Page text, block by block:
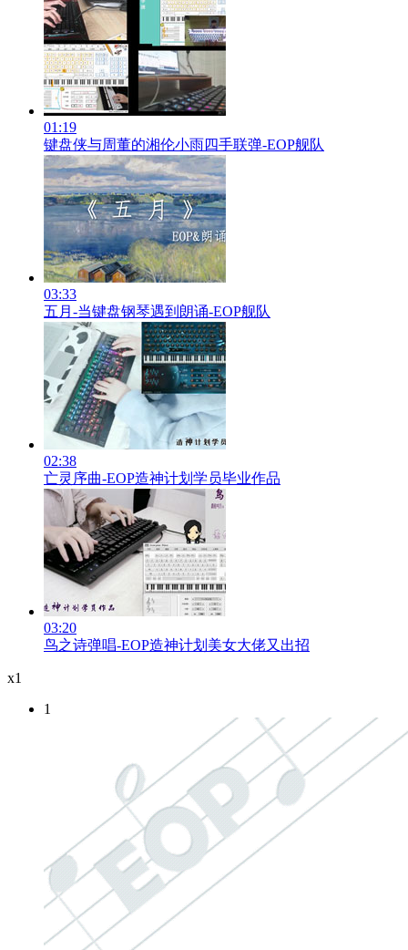
01:19
键盘侠与周董的湘伦小雨四手联弹-EOP舰队
03:33
五月-当键盘钢琴遇到朗诵-EOP舰队
02:38
亡灵序曲-EOP造神计划学员毕业作品
03:20
鸟之诗弹唱-EOP造神计划美女大佬又出招
x1
1